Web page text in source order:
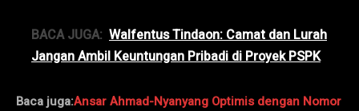
BACA JUGA: Walfentus Tindaon: Camat dan Lurah
Jangan Ambil Keuntungan Pribadi di Proyek PSPK
Baca juga:Ansar Ahmad-Nyanyang Optimis dengan Nomor